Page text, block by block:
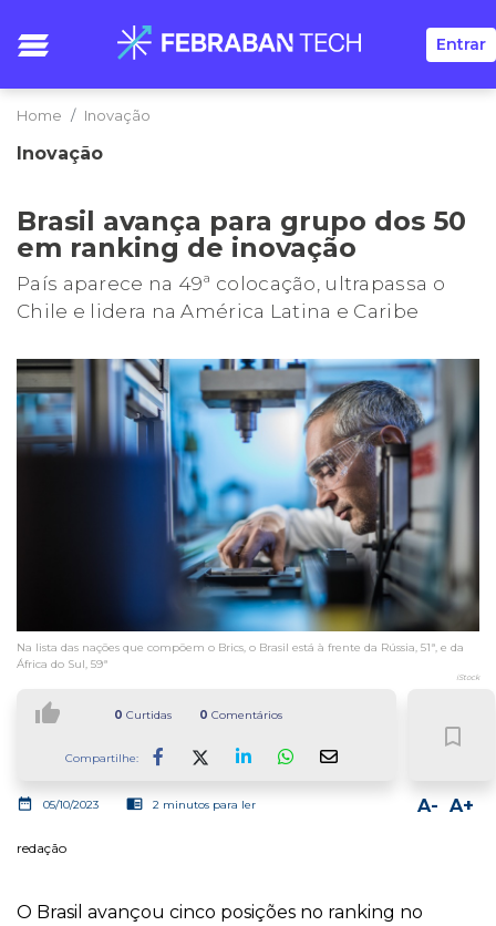
Entrar
Home Inovação
Inovação
Brasil avança para grupo dos 50
em ranking de inovação
País aparece na 49ª colocação, ultrapassa o
Chile e lidera na América Latina e Caribe
Na lista das nações que compõem o Brics, o Brasil está à frente da Rússia, 51ª, e da
África do Sul, 59ª
iStock
thumb_up 0 Curtidas 0 Comentários
Compartilhe:
bookmark_border
date_range 05/10/2023 chrome_reader_mode 2 minutos para ler A+
A-
redação
O Brasil avançou cinco posições no ranking no